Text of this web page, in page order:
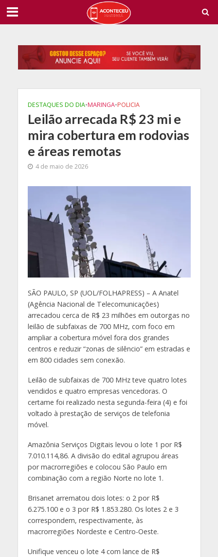
DESTAQUES DO DIA•MARINGA•POLICIA
Leilão arrecada R$ 23 mi e
mira cobertura em rodovias
e áreas remotas
4 de maio de 2026
SÃO PAULO, SP (UOL/FOLHAPRESS) – A Anatel
(Agência Nacional de Telecomunicações)
arrecadou cerca de R$ 23 milhões em outorgas no
leilão de subfaixas de 700 MHz, com foco em
ampliar a cobertura móvel fora dos grandes
centros e reduzir “zonas de silêncio” em estradas e
em 800 cidades sem conexão.
Leilão de subfaixas de 700 MHz teve quatro lotes
vendidos e quatro empresas vencedoras. O
certame foi realizado nesta segunda-feira (4) e foi
voltado à prestação de serviços de telefonia
móvel.
Amazônia Serviços Digitais levou o lote 1 por R$
7.010.114,86. A divisão do edital agrupou áreas
por macrorregiões e colocou São Paulo em
combinação com a região Norte no lote 1.
Brisanet arrematou dois lotes: o 2 por R$
6.275.100 e o 3 por R$ 1.853.280. Os lotes 2 e 3
correspondem, respectivamente, às
macrorregiões Nordeste e Centro-Oeste.
Unifique venceu o lote 4 com lance de R$